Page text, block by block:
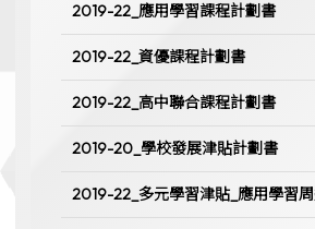
2019-22_應用學習課程計劃書
2019-22_資優課程計劃書
2019-22_高中聯合課程計劃書
2019-20_學校發展津貼計劃書
2019-22_多元學習津貼_應用學習